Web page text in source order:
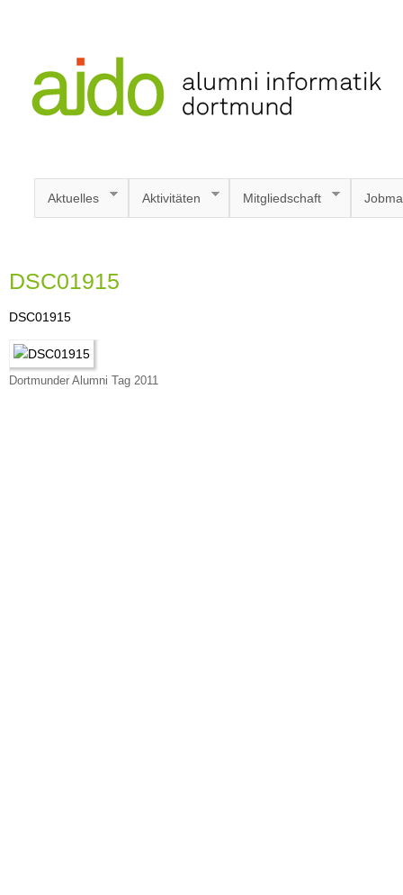
Aktuelles Aktivitäten Mitgliedschaft
DSC01915
DSC01915
Dortmunder Alumni Tag 2011